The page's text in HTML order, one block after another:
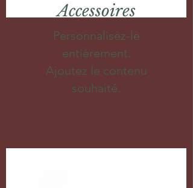
Accessoires
Personnalisez-le
entièrement.
Ajoutez le contenu
souhaité.